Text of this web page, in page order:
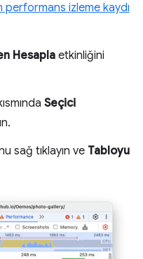
izleme kaydı
Hesapla etkinliğini
Seçici
sağ tıklayın ve Tabloyu